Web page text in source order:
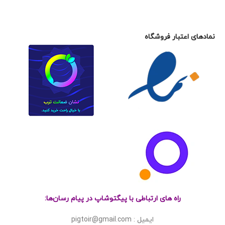
نمادهای اعتبار فروشگاه
راه های ارتباطی با پیگتوشاپ در پیام رسان‌ها:
ایمیل : pigtoir@gmail.com